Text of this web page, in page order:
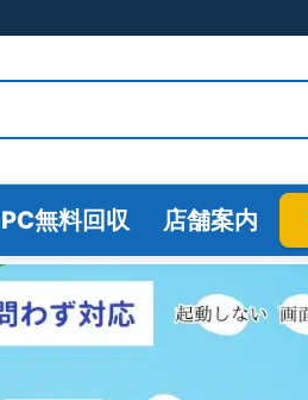
PC無料回収 店舗案内